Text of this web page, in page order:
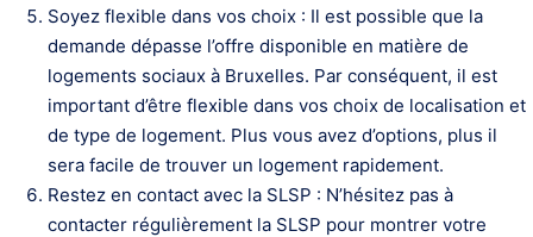
Soyez flexible dans vos choix : Il est possible que la
demande dépasse l’offre disponible en matière de
logements sociaux à Bruxelles. Par conséquent, il est
important d’être flexible dans vos choix de localisation et
de type de logement. Plus vous avez d’options, plus il
sera facile de trouver un logement rapidement.
Restez en contact avec la SLSP : N’hésitez pas à
contacter régulièrement la SLSP pour montrer votre